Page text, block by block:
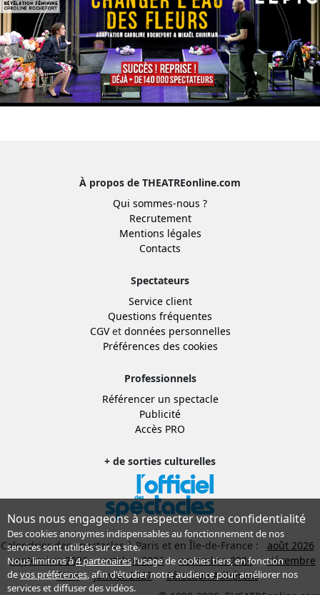
À propos de THEATREonline.com
Qui sommes-nous ?
Recrutement
Mentions légales
Contacts
Spectateurs
Service client
Questions fréquentes
CGVet données personnelles
Préférences des cookies
Professionnels
Référencer un spectacle
Publicité
Accès PRO
+ de sorties culturelles
Calendrier des spectacles à Paris et en Île-de-France :
août 2026
septembre 2026
octobre 2026 novembre 2026
décembre
2026
janvier 2027
Sélection Adhérent
Nous nous engageons à respecter votre confidentialité
Des cookies anonymes indispensables au fonctionnement de nos
services sont utilisés sur ce site.
Nous limitons à4 partenairesl’usage de cookies tiers, en fonction
devos préférences, afin d'étudier notre audience pour améliorer nos
services et diffuser des vidéos.